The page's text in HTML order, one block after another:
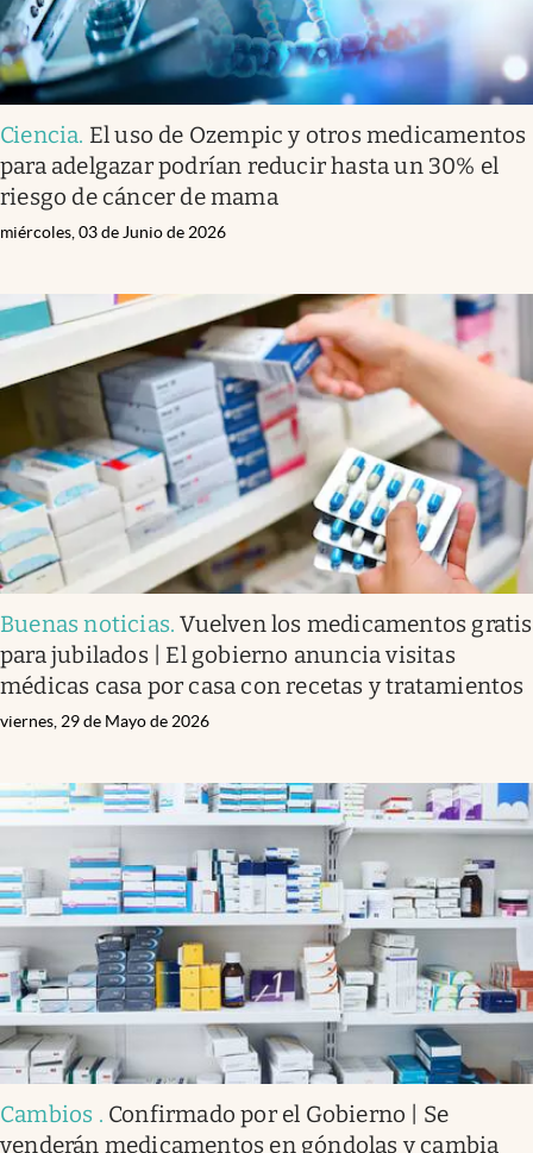
Ciencia. El uso de Ozempic y otros medicamentos
para adelgazar podrían reducir hasta un 30% el
riesgo de cáncer de mama
miércoles, 03 de Junio de 2026
Buenas noticias.Vuelven los medicamentos gratis
para jubilados | El gobierno anuncia visitas
médicas casa por casa con recetas y tratamientos
viernes, 29 de Mayo de 2026
Cambios . Confirmado por el Gobierno | Se
venderán medicamentos en góndolas y cambia